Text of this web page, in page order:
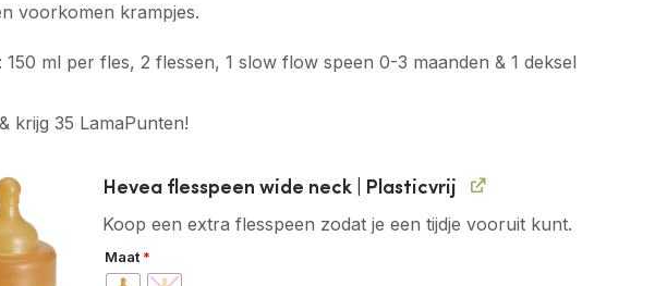
voorkomen krampjes.
150 ml per fles, 2 flessen, 1 slow flow speen 0-3 maanden & 1 deksel
krijg 35 LamaPunten!
Hevea flesspeen wide neck | Plasticvrij
Koop een extra flesspeen zodat je een tijdje vooruit kunt.
Maat *